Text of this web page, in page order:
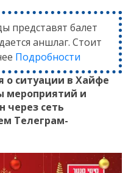
представят балет
аншлаг. Стоит
Подробности
о ситуации в Хайфе
мероприятий и
через сеть
Телеграм-